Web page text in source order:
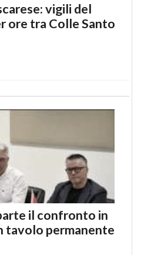
vigili del
ore tra Colle Santo
il confronto in
tavolo permanente